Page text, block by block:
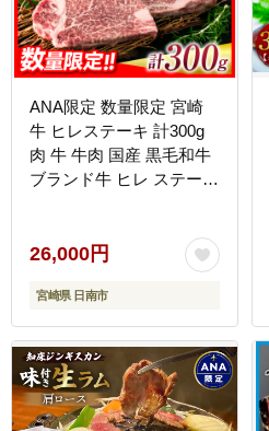
ANA限定 数量限定 宮崎
牛 ヒレステーキ 計300g
肉 牛 牛肉 国産 黒毛和牛
ブランド牛 ヒレ ステーキ
26,000円
宮崎県 日南市